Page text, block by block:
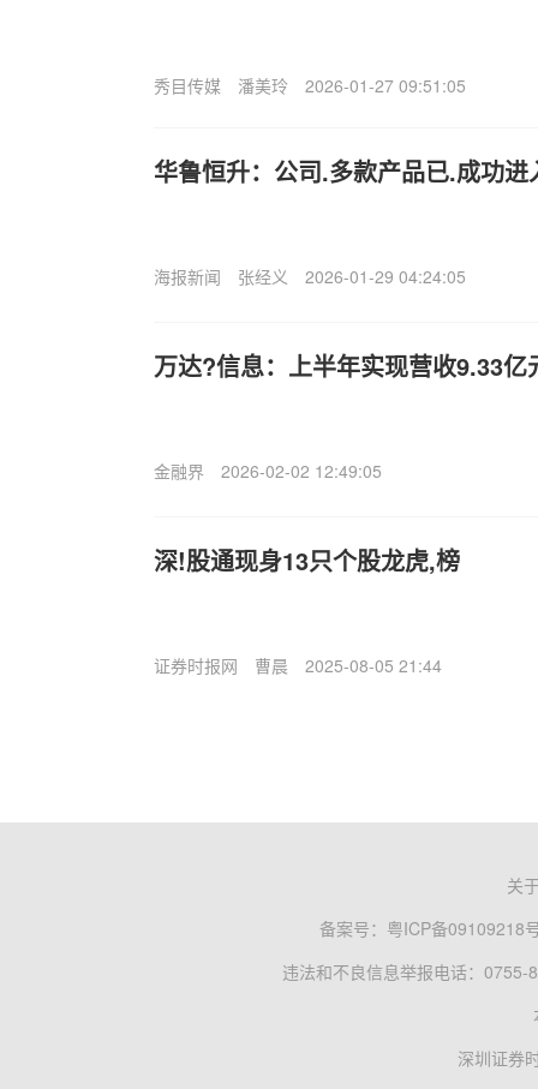
秀目传媒 潘美玲 2026-01-27 09:51:05
华鲁恒升：公司.多款产品已.成功进
海报新闻 张经义 2026-01-29 04:24:05
万达?信息：上半年实现营收9.33亿
金融界 2026-02-02 12:49:05
深!股通现身13只个股龙虎,榜
证券时报网 曹晨 2025-08-05 21:44
关
备案号： 粤ICP备09109218
违法和不良信息举报电话：0755-
深圳证券